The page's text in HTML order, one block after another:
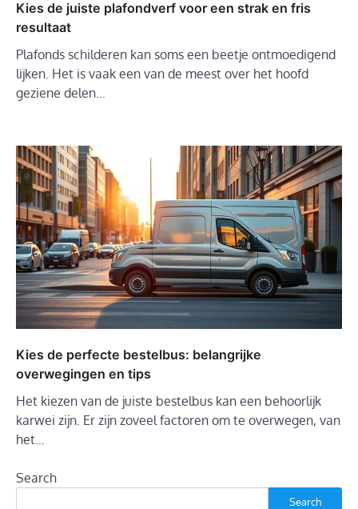
Kies de juiste plafondverf voor een strak en fris
resultaat
Plafonds schilderen kan soms een beetje ontmoedigend
lijken. Het is vaak een van de meest over het hoofd
geziene delen…
Kies de perfecte bestelbus: belangrijke
overwegingen en tips
Het kiezen van de juiste bestelbus kan een behoorlijk
karwei zijn. Er zijn zoveel factoren om te overwegen, van
het…
Search
Search